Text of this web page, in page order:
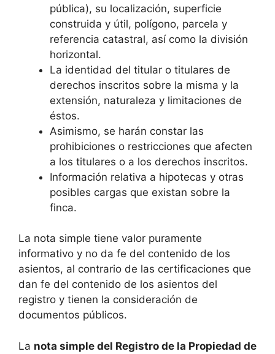
pública), su localización, superficie
construida y útil, polígono, parcela y
referencia catastral, así como la división
horizontal.
La identidad del titular o titulares de
derechos inscritos sobre la misma y la
extensión, naturaleza y limitaciones de
éstos.
Asimismo, se harán constar las
prohibiciones o restricciones que afecten
a los titulares o a los derechos inscritos.
Información relativa a hipotecas y otras
posibles cargas que existan sobre la
finca.
La nota simple tiene valor puramente
informativo y no da fe del contenido de los
asientos, al contrario de las certificaciones que
dan fe del contenido de los asientos del
registro y tienen la consideración de
documentos públicos.
La nota simple del Registro de la Propiedad de